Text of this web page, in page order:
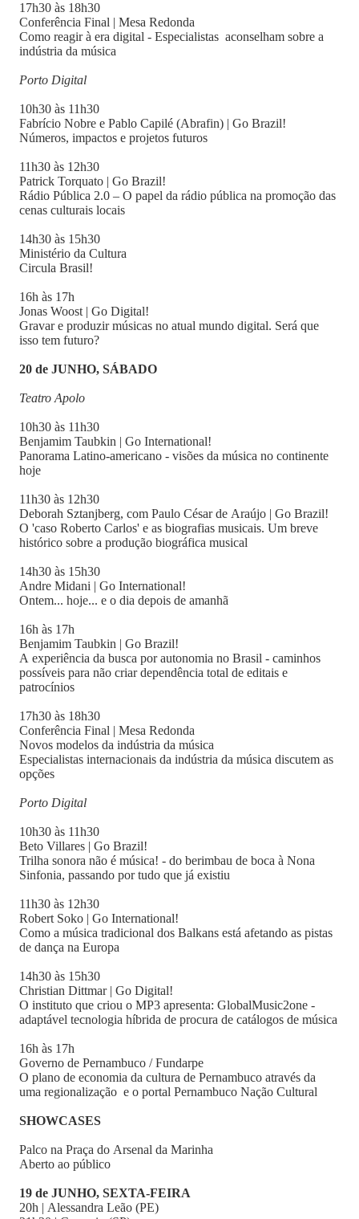
17h30 às 18h30
Conferência Final | Mesa Redonda
Como reagir à era digital - Especialistas aconselham sobre a
indústria da música
Porto Digital
10h30 às 11h30
Fabrício Nobre e Pablo Capilé (Abrafin) | Go Brazil!
Números, impactos e projetos futuros
11h30 às 12h30
Patrick Torquato | Go Brazil!
Rádio Pública 2.0 – O papel da rádio pública na promoção das
cenas culturais locais
14h30 às 15h30
Ministério da Cultura
Circula Brasil!
16h às 17h
Jonas Woost | Go Digital!
Gravar e produzir músicas no atual mundo digital. Será que
isso tem futuro?
20 de JUNHO, SÁBADO
Teatro Apolo
10h30 às 11h30
Benjamim Taubkin | Go International!
Panorama Latino-americano - visões da música no continente
hoje
11h30 às 12h30
Deborah Sztanjberg, com Paulo César de Araújo | Go Brazil!
O 'caso Roberto Carlos' e as biografias musicais. Um breve
histórico sobre a produção biográfica musical
14h30 às 15h30
Andre Midani | Go International!
Ontem... hoje... e o dia depois de amanhã
16h às 17h
Benjamim Taubkin | Go Brazil!
A experiência da busca por autonomia no Brasil - caminhos
possíveis para não criar dependência total de editais e
patrocínios
17h30 às 18h30
Conferência Final | Mesa Redonda
Novos modelos da indústria da música
Especialistas internacionais da indústria da música discutem as
opções
Porto Digital
10h30 às 11h30
Beto Villares | Go Brazil!
Trilha sonora não é música! - do berimbau de boca à Nona
Sinfonia, passando por tudo que já existiu
11h30 às 12h30
Robert Soko | Go International!
Como a música tradicional dos Balkans está afetando as pistas
de dança na Europa
14h30 às 15h30
Christian Dittmar | Go Digital!
O instituto que criou o MP3 apresenta: GlobalMusic2one -
adaptável tecnologia híbrida de procura de catálogos de música
16h às 17h
Governo de Pernambuco / Fundarpe
O plano de economia da cultura de Pernambuco através da
uma regionalização e o portal Pernambuco Nação Cultural
SHOWCASES
Palco na Praça do Arsenal da Marinha
Aberto ao público
19 de JUNHO, SEXTA-FEIRA
20h | Alessandra Leão (PE)